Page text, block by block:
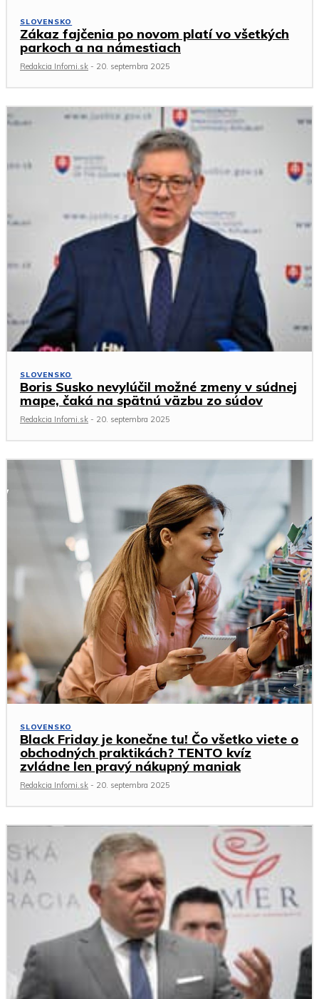
SLOVENSKO
Zákaz fajčenia po novom platí vo všetkých
parkoch a na námestiach
Redakcia Infomi.sk - 20. septembra 2025
SLOVENSKO
Boris Susko nevylúčil možné zmeny v súdnej
mape, čaká na spätnú väzbu zo súdov
Redakcia Infomi.sk - 20. septembra 2025
SLOVENSKO
Black Friday je konečne tu! Čo všetko viete o
obchodných praktikách? TENTO kvíz
zvládne len pravý nákupný maniak
Redakcia Infomi.sk - 20. septembra 2025